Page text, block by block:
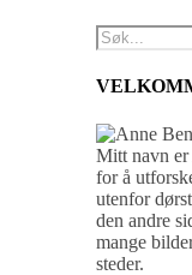
Mitt navn er
for å
utenfor
den andre
mange
steder.